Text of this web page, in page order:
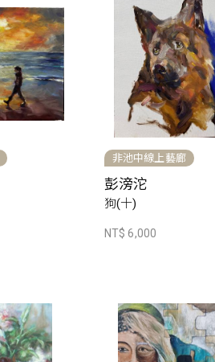
非池中線上藝廊
彭滂沱
狗(十)
NT$ 6,000